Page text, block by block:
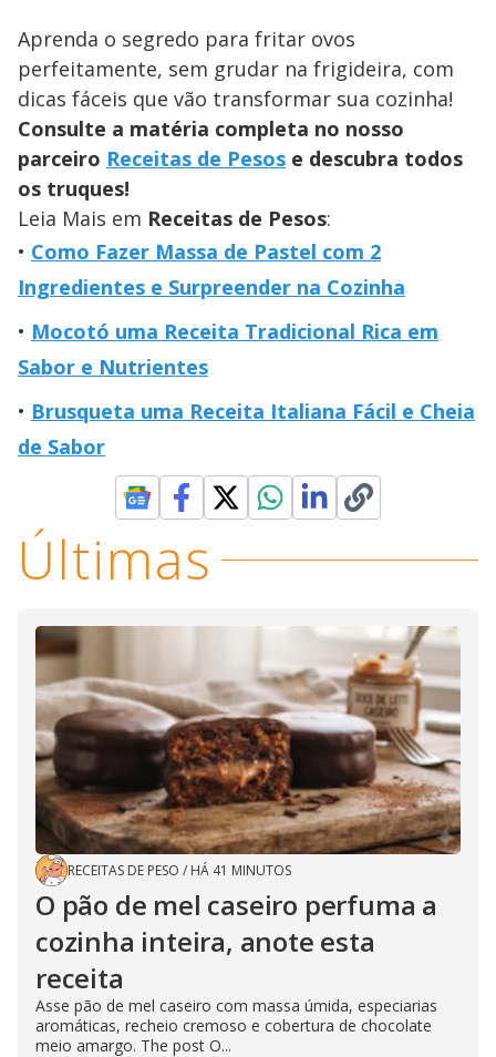
Aprenda o segredo para fritar ovos
perfeitamente, sem grudar na frigideira, com
dicas fáceis que vão transformar sua cozinha!
Consulte a matéria completa no nosso
parceiro Receitas de Pesos e descubra todos
os truques!
Leia Mais em Receitas de Pesos:
Como Fazer Massa de Pastel com 2
Ingredientes e Surpreender na Cozinha
Mocotó uma Receita Tradicional Rica em
Sabor e Nutrientes
Brusqueta uma Receita Italiana Fácil e Cheia
de Sabor
Últimas
RECEITAS DE PESO / HÁ 41 MINUTOS
O pão de mel caseiro perfuma a
cozinha inteira, anote esta
receita
Asse pão de mel caseiro com massa úmida, especiarias
aromáticas, recheio cremoso e cobertura de chocolate
meio amargo. The post O...